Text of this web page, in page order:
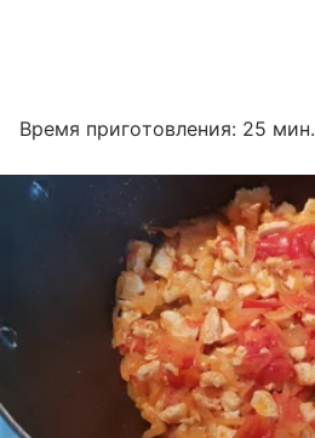
Время приготовления: 25 мин.